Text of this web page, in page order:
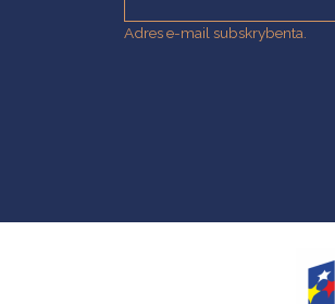
Adres e-mail subskrybenta.